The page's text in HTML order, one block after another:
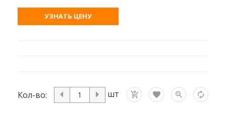
УЗНАТЬ ЦЕНУ
Кол-во: шт